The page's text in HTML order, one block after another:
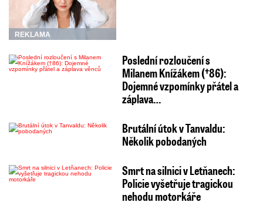
REKLAMA
Poslední rozloučení s
Milanem Knížákem (†86):
Dojemné vzpomínky přátel a
záplava…
Brutální útok v Tanvaldu:
Několik pobodaných
Smrt na silnici v Letňanech:
Policie vyšetřuje tragickou
nehodu motorkáře